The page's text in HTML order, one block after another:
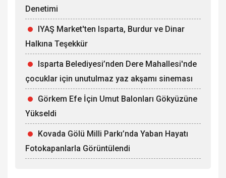
Denetimi
IYAŞ Market'ten Isparta, Burdur ve Dinar
Halkına Teşekkür
Isparta Belediyesi’nden Dere Mahallesi'nde
çocuklar için unutulmaz yaz akşamı sineması
Görkem Efe İçin Umut Balonları Gökyüzüne
Yükseldi
Kovada Gölü Milli Parkı’nda Yaban Hayatı
Fotokapanlarla Görüntülendi